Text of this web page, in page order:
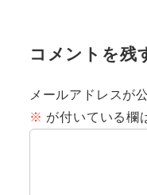
コメントを残
メールアドレスが
※ が付いている欄